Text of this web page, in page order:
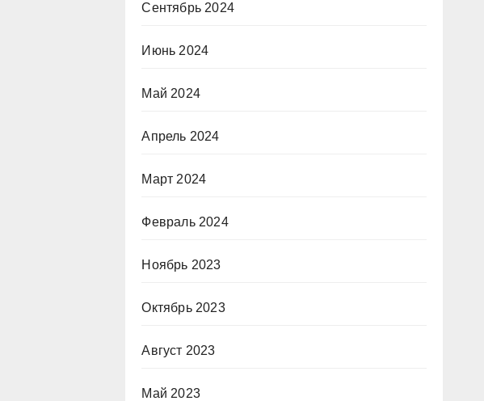
Сентябрь 2024
Июнь 2024
Май 2024
Апрель 2024
Март 2024
Февраль 2024
Ноябрь 2023
Октябрь 2023
Август 2023
Май 2023